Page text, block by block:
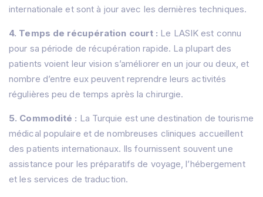
internationale et sont à jour avec les dernières techniques.
4. Temps de récupération court : Le LASIK est connu
pour sa période de récupération rapide. La plupart des
patients voient leur vision s’améliorer en un jour ou deux, et
nombre d’entre eux peuvent reprendre leurs activités
régulières peu de temps après la chirurgie.
5. Commodité : La Turquie est une destination de tourisme
médical populaire et de nombreuses cliniques accueillent
des patients internationaux. Ils fournissent souvent une
assistance pour les préparatifs de voyage, l’hébergement
et les services de traduction.